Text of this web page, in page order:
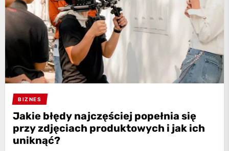
BIZNES
Jakie błędy najczęściej popełnia się
przy zdjęciach produktowych i jak ich
uniknąć?